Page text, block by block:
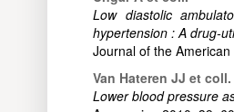
Low diastolic
hypertension : A drug-
Journal of the
Van Hateren JJ et coll.
Lower blood pressure